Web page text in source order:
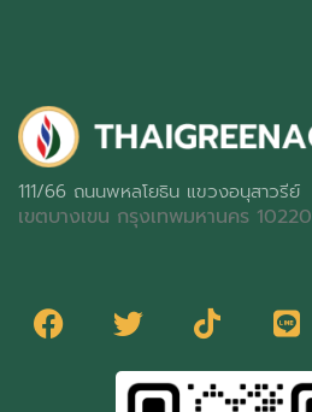
111/66 ถนนพหลโยธิน แขวงอนุสาวรีย์
เขตบางเขน กรุงเทพมหานคร 10220